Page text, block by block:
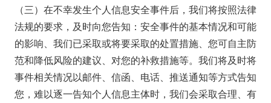
（三）在不幸发生个人信息安全事件后，我们将按照法律
法规的要求，及时向您告知：安全事件的基本情况和可能
的影响、我们已采取或将要采取的处置措施、您可自主防
范和降低风险的建议、对您的补救措施等。我们将及时将
事件相关情况以邮件、信函、电话、推送通知等方式告知
您，难以逐一告知个人信息主体时，我们会采取合理、有